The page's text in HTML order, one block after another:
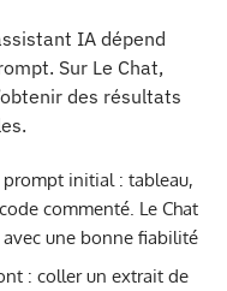
IA dépend
Sur Le Chat,
des résultats
initial : tableau,
commenté. Le Chat
une bonne fiabilité
: coller un extrait de